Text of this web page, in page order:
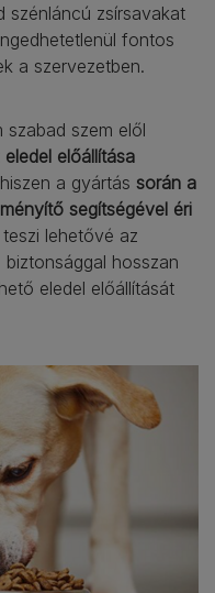
szénláncú zsírsavakat
fontos
a szervezetben.
szabad szem elől
eledel előállítása
a gyártás során a
segítségével éri
lehetővé az
hosszan
eledel előállítását